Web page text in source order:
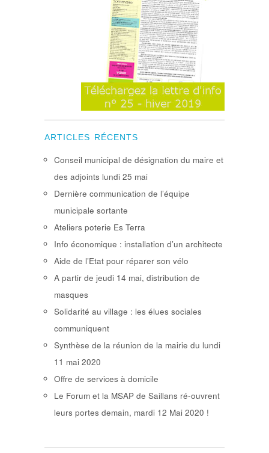
ARTICLES RÉCENTS
Conseil municipal de désignation du maire et
des adjoints lundi 25 mai
Dernière communication de l’équipe
municipale sortante
Ateliers poterie Es Terra
Info économique : installation d’un architecte
Aide de l’Etat pour réparer son vélo
A partir de jeudi 14 mai, distribution de
masques
Solidarité au village : les élues sociales
communiquent
Synthèse de la réunion de la mairie du lundi
11 mai 2020
Offre de services à domicile
Le Forum et la MSAP de Saillans ré-ouvrent
leurs portes demain, mardi 12 Mai 2020 !